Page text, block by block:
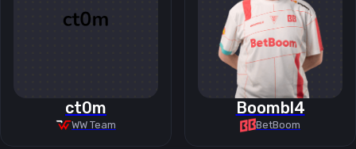
ct0m
WW Team
Boombl4
BetBoom